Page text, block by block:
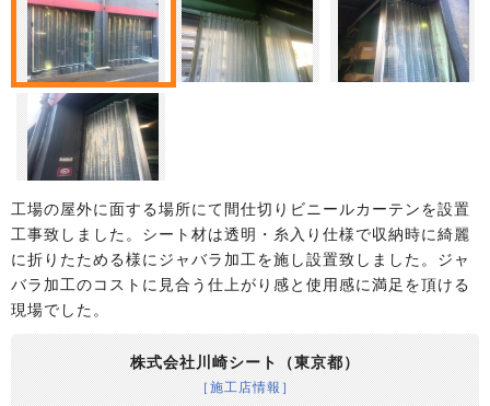
工場の屋外に面する場所にて間仕切りビニールカーテンを設置
工事致しました。シート材は透明・糸入り仕様で収納時に綺麗
に折りたためる様にジャバラ加工を施し設置致しました。ジャ
バラ加工のコストに見合う仕上がり感と使用感に満足を頂ける
現場でした。
株式会社川崎シート（東京都）
［施工店情報］